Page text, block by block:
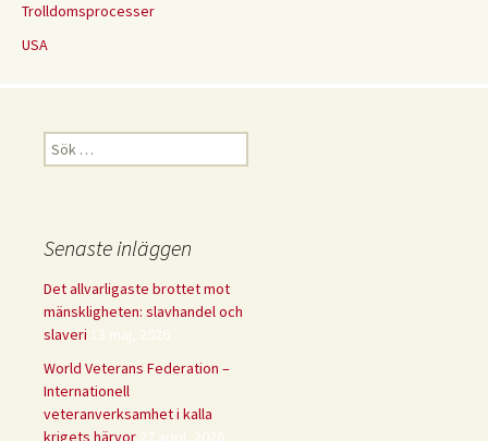
Trolldomsprocesser
USA
Sök
efter:
Senaste inläggen
Det allvarligaste brottet mot
mänskligheten: slavhandel och
slaveri 13 maj, 2026
World Veterans Federation –
Internationell
veteranverksamhet i kalla
krigets härvor
27 april, 2026